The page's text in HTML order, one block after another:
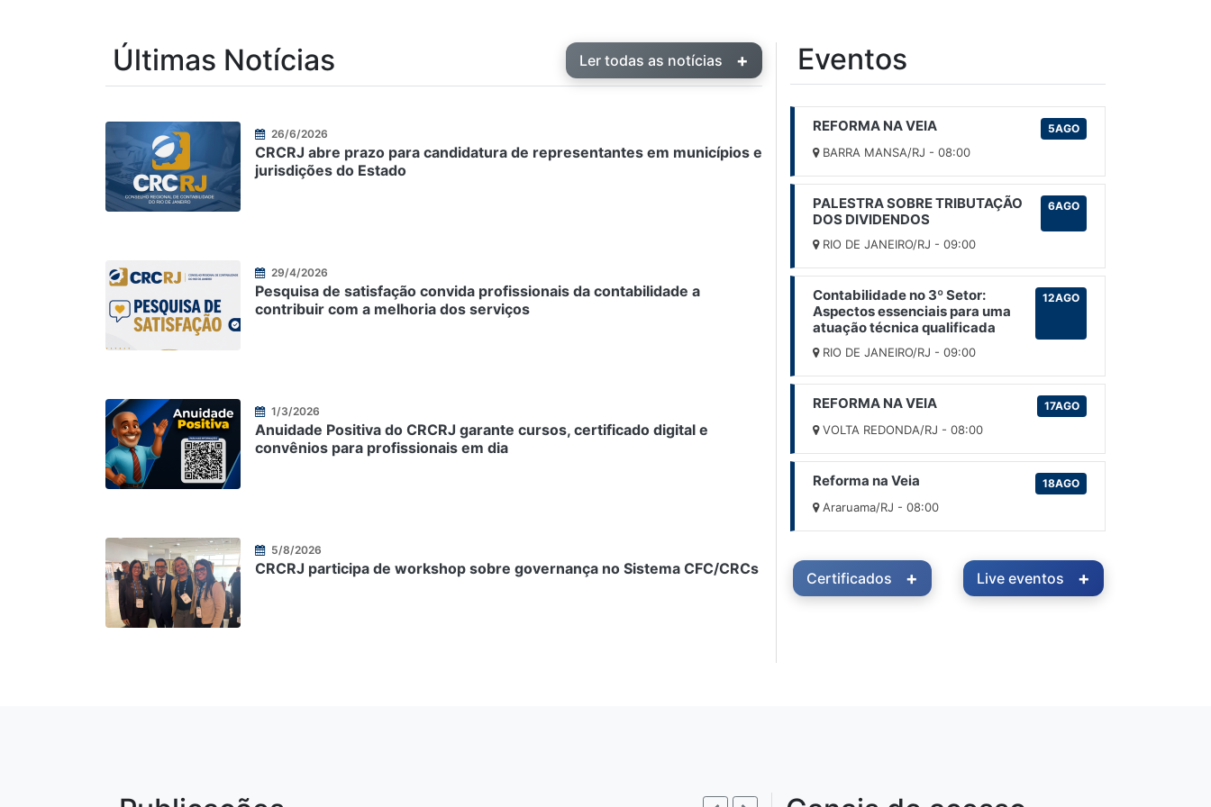
Últimas Notícias Ler todas as notícias +
26/6/2026
CRCRJ abre prazo para candidatura de representantes em municípios e
jurisdições do Estado
29/4/2026
Pesquisa de satisfação convida profissionais da contabilidade a
contribuir com a melhoria dos serviços
1/3/2026
Anuidade Positiva do CRCRJ garante cursos, certificado digital e
convênios para profissionais em dia
5/8/2026
CRCRJ participa de workshop sobre governança no Sistema CFC/CRCs
Eventos
REFORMA NA VEIA 5AGO
BARRA MANSA/RJ - 08:00
PALESTRA SOBRE TRIBUTAÇÃO
DOS DIVIDENDOS
6AGO
RIO DE JANEIRO/RJ - 09:00
Contabilidade no 3º Setor:
Aspectos essenciais para uma
atuação técnica qualificada
12AGO
RIO DE JANEIRO/RJ - 09:00
REFORMA NA VEIA 17AGO
VOLTA REDONDA/RJ - 08:00
Reforma na Veia 18AGO
Araruama/RJ - 08:00
Certificados + Live eventos +